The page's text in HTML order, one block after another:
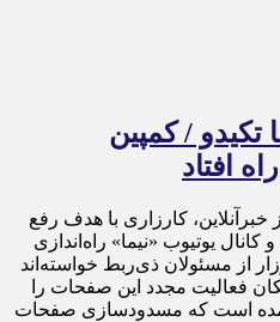
تکیدو / کمپین
افتاد
خبرآنلاین، کارزاری با هدف رفع
یوتیوب «نیما» راه‌اندازی
از مسئولان ذی‌ربط خواسته‌اند
فعالیت مجدد این صفحات را
آمده است که مسدودسازی صفحات